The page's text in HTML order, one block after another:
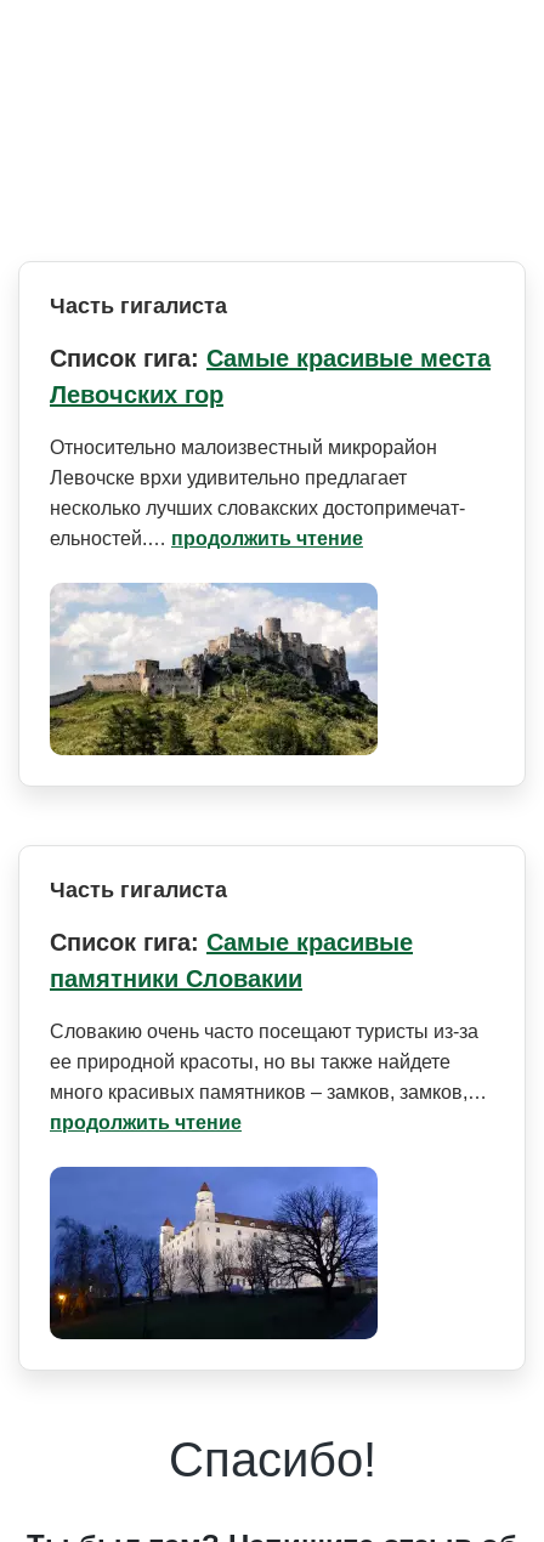
Часть гигалиста
Список гига: Самые красивые места
Левочских гор
Относительно малоизвестный микрорайон
Левочске врхи удивительно предлагает
несколько лучших словакских достопримечат­
ельностей.… продолжить чтение
Часть гигалиста
Список гига: Самые красивые
памятники Словакии
Словакию очень часто посещают туристы из-за
ее природной красоты, но вы также найдете
много красивых памятников – замков, замков,…
продолжить чтение
Спасибо!